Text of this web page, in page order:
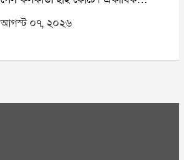
বেসরকারি ব্লাড ব্যাঙ্কের বিরুদ্ধে তদন্ত শুরু
হওয়ার পর পাড়ায় পাড়ায় রক্তদান শিবির
রাজ্য স্বাস্থ্য দপ্তর। সেই নির্দেশের বিরোধিতা
বিচারপতি কৃষ্ণা রাও রাজ্য সরকারের কাছে
আগস্ট ০৭, ২০২৬